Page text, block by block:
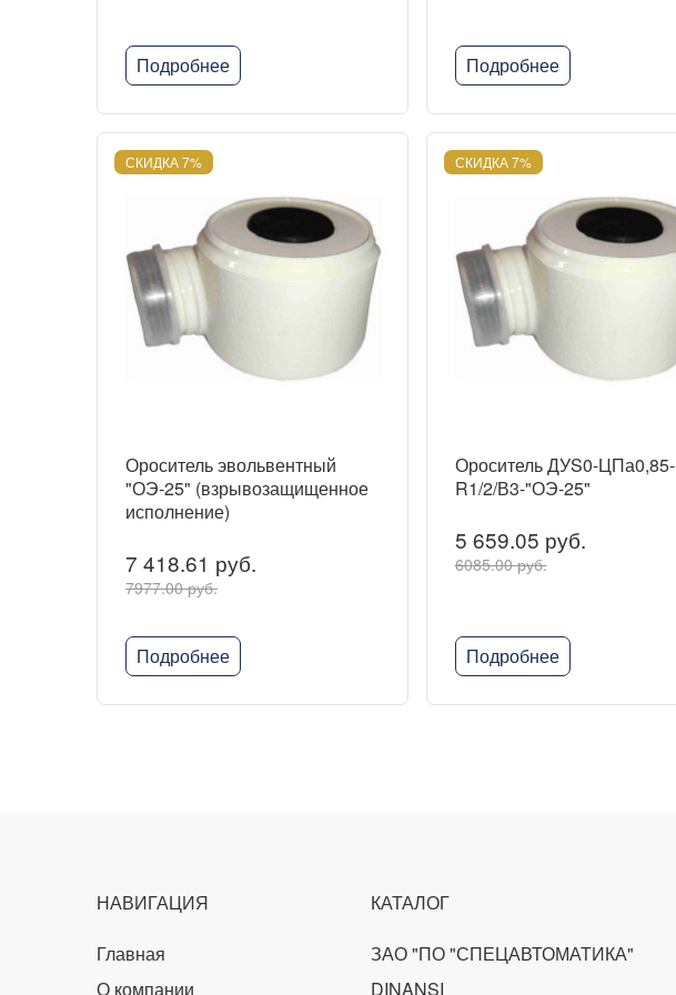
Подробнее Подробнее
СКИДКА 7%
Ороситель эвольвентный
"ОЭ-25" (взрывозащищенное
исполнение)
7 418.61 руб.
7977.00 руб.
Подробнее
СКИДКА 7%
Ороситель ДУS0-ЦПа0,85-
R1/2/В3-"ОЭ-25"
5 659.05 руб.
6085.00 руб.
Подробнее
НАВИГАЦИЯ
Главная
О компании
КАТАЛОГ
ЗАО "ПО "СПЕЦАВТОМАТИКА"
DINANSI